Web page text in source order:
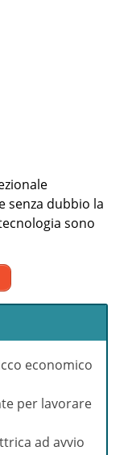
senza dubbio la
sono
economico
per lavorare
ad avvio